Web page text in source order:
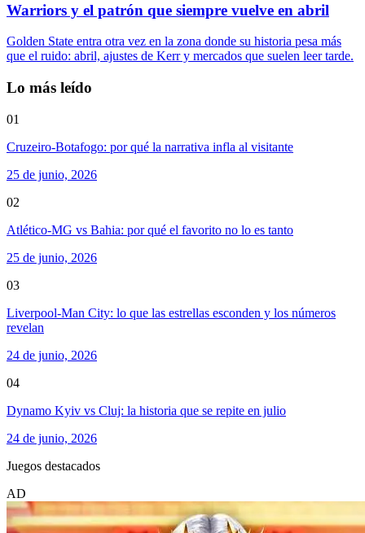
Warriors y el patrón que siempre vuelve en abril
Golden State entra otra vez en la zona donde su historia pesa más
que el ruido: abril, ajustes de Kerr y mercados que suelen leer tarde.
Lo más leído
01
Cruzeiro-Botafogo: por qué la narrativa infla al visitante
25 de junio, 2026
02
Atlético-MG vs Bahia: por qué el favorito no lo es tanto
25 de junio, 2026
03
Liverpool-Man City: lo que las estrellas esconden y los números
revelan
24 de junio, 2026
04
Dynamo Kyiv vs Cluj: la historia que se repite en julio
24 de junio, 2026
Juegos destacados
AD